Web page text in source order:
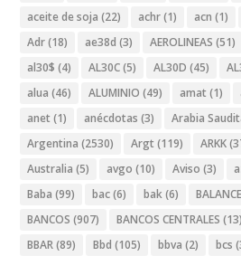
aceite de soja (22) achr(1) acn (1)
Adr(18) ae38d (3) AEROLINEAS (51)
al30$ (4) AL30C(5) AL30D (45)
alua (46) ALUMINIO (49) amat (1)
anet (1) anécdotas (3) Arabia
Argentina (2530) Argt (119) ARKK
Australia (5) avgo (10) Aviso (3)
Baba (99) bac(6) bak(6)
BANCOS (907) BANCOS CENTRALES (13)
BBAR(89) Bbd (105) bbva (2) bcs